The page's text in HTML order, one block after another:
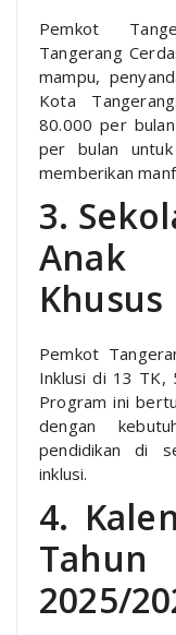
Pemkot
Tangerang
mampu,
Kota
80.000 per
per bulan
memberikan
3.
Anak
Khusus
Pemkot
Inklusi di 13 TK,
Program ini
dengan
pendidikan di
inklusi.
4.
2025/